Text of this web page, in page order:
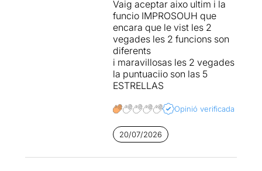
Vaig aceptar aixo ultim i la
funcio IMPROSOUH que
encara que le vist les 2
vegades les 2 funcions son
diferents
i maravillosas les 2 vegades
la puntuaciio son las 5
ESTRELLAS
Opinió verificada
20/07/2026